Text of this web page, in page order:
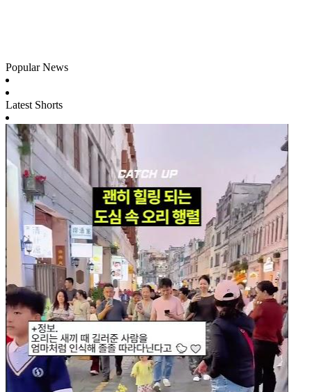
Popular News
Latest Shorts